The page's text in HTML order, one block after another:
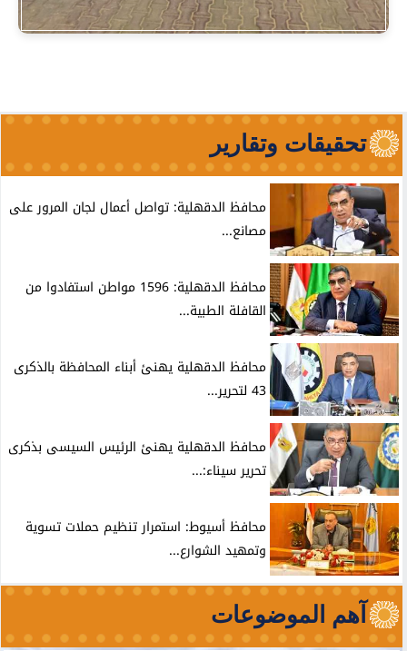
تحقيقات وتقارير
محافظ الدقهلية: تواصل أعمال لجان المرور على
مصانع...
محافظ الدقهلية: 1596 مواطن استفادوا من
القافلة الطبية...
محافظ الدقهلية يهنئ أبناء المحافظة بالذكرى
43 لتحرير...
محافظ الدقهلية يهنئ الرئيس السيسى بذكرى
تحرير سيناء:...
محافظ أسيوط: استمرار تنظيم حملات تسوية
وتمهيد الشوارع...
آهم الموضوعات